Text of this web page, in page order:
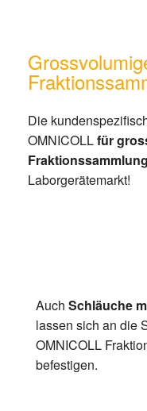
Die
OMNICOLLfür
Laborgerätemarkt!
Auch Schläuche
lassen sich an die
OMNICOLL
befestigen.